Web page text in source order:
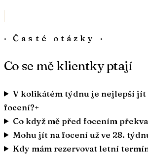
· Časté otázky ·
Co se mě klientky ptají
V kolikátém týdnu je nejlepší jít
focení?+
Co když mě před focením
Mohu jít na focení už ve 28.
Kdy mám rezervovat letní